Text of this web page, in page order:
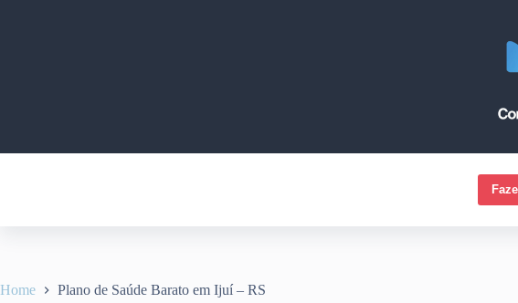
Home Plano de Saúde Barato em Ijuí – RS